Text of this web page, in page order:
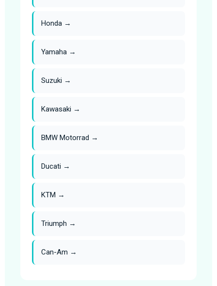
Honda →
Yamaha →
Suzuki →
Kawasaki →
BMW Motorrad →
Ducati →
KTM →
Triumph →
Can-Am →